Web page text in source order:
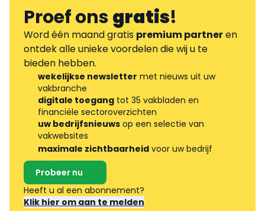
Proef onsgratis!
Word één maand gratis premium partneren
ontdek alle unieke voordelen die wij u te
bieden hebben.
wekelijkse newsletter met nieuws uit uw
vakbranche
digitale toegang tot 35 vakbladen en
financiële sectoroverzichten
uw bedrijfsnieuws op een selectie van
vakwebsites
maximale zichtbaarheid voor uw bedrijf
Probeer nu
Heeft u al een abonnement?
Klik hier om aan te melden